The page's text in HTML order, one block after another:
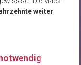
weiter